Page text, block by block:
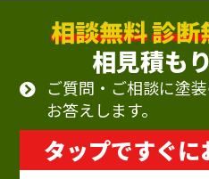
相談無料診断
相見積も
ご質問・ご相談に塗
お答えします。
タップですぐ